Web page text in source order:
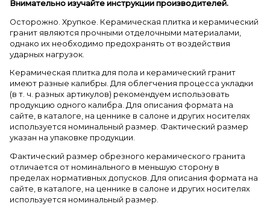
Внимательно изучайте инструкции производителей.
Осторожно. Хрупкое. Керамическая плитка и керамический
гранит являются прочными отделочными материалами,
однако их необходимо предохранять от воздействия
ударных нагрузок.
Керамическая плитка для пола и керамический гранит
имеют разные калибры. Для облегчения процесса укладки
(в т. ч. разных артикулов) рекомендуем использовать
продукцию одного калибра. Для описания формата на
сайте, в каталоге, на ценнике в салоне и других носителях
используется номинальный размер. Фактический размер
указан на упаковке продукции.
Фактический размер обрезного керамического гранита
отличается от номинального в меньшую сторону в
пределах нормативных допусков. Для описания формата на
сайте, в каталоге, на ценнике в салоне и других носителях
используется номинальный размер.